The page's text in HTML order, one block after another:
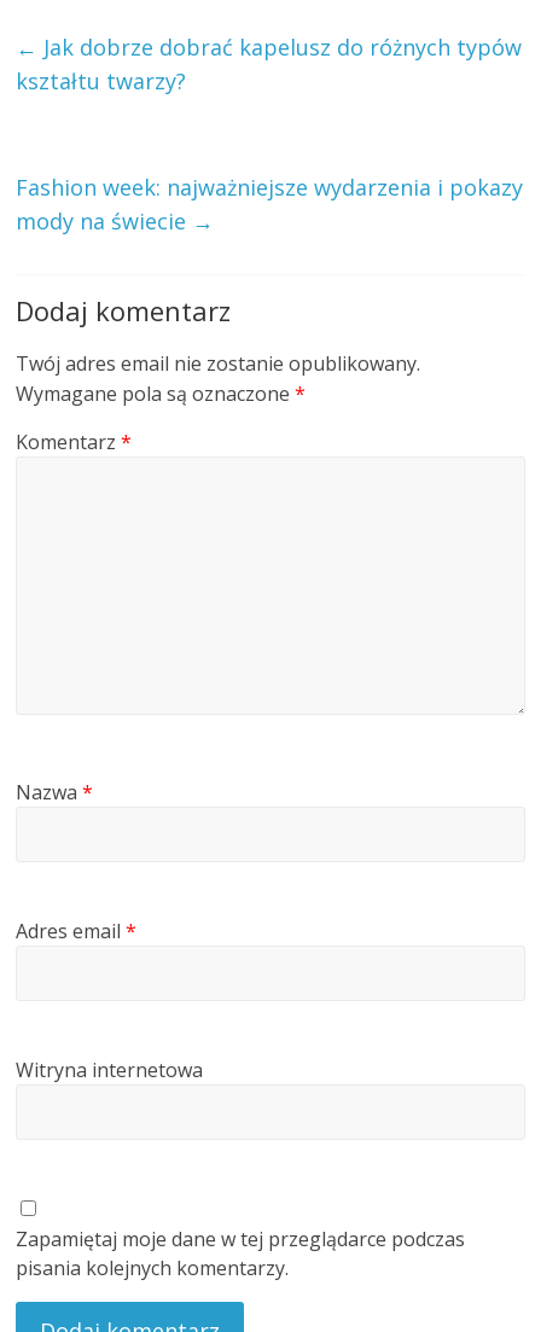
← Jak dobrze dobrać kapelusz do różnych typów
kształtu twarzy?
Fashion week: najważniejsze wydarzenia i pokazy
mody na świecie →
Dodaj komentarz
Twój adres email nie zostanie opublikowany.
Wymagane pola są oznaczone*
Komentarz*
Nazwa*
Adres email*
Witryna internetowa
Zapamiętaj moje dane w tej przeglądarce podczas
pisania kolejnych komentarzy.